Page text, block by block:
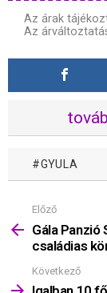
Az árak
Az
GYULA
Mutass
többet
Előző
Gála
családias
Következő